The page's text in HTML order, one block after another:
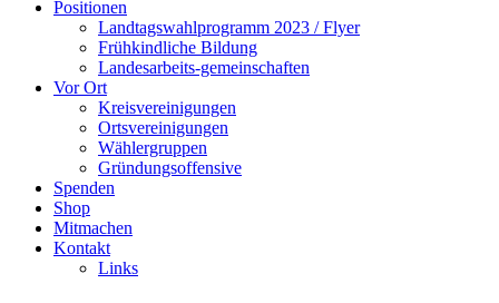
Positionen
Landtagswahlprogramm 2023 / Flyer
Frühkindliche Bildung
Landesarbeits-gemeinschaften
Vor Ort
Kreisvereinigungen
Ortsvereinigungen
Wählergruppen
Gründungsoffensive
Spenden
Shop
Mitmachen
Kontakt
Links